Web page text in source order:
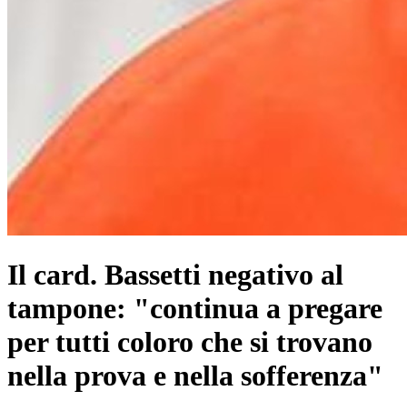
Il card. Bassetti negativo al
tampone: "continua a pregare
per tutti coloro che si trovano
nella prova e nella sofferenza"